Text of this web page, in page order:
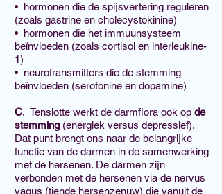
• hormonen die de spijsvertering reguleren
(zoals gastrine en cholecystokinine)
• hormonen die het immuunsysteem
beïnvloeden (zoals cortisol en interleukine-
1)
• neurotransmitters die de stemming
beïnvloeden (serotonine en dopamine)
C. Tenslotte werkt de darmflora ook op de
stemming(energiek versus depressief).
Dat punt brengt ons naar de belangrijke
functie van de darmen in de samenwerking
met de hersenen. De darmen zijn
verbonden met de hersenen via de nervus
vagus (tiende hersenzenuw) die vanuit de